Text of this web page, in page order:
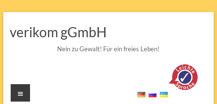
вмісту
verikom gGmbH
Nein zu Gewalt! Für ein freies Leben!
Меню